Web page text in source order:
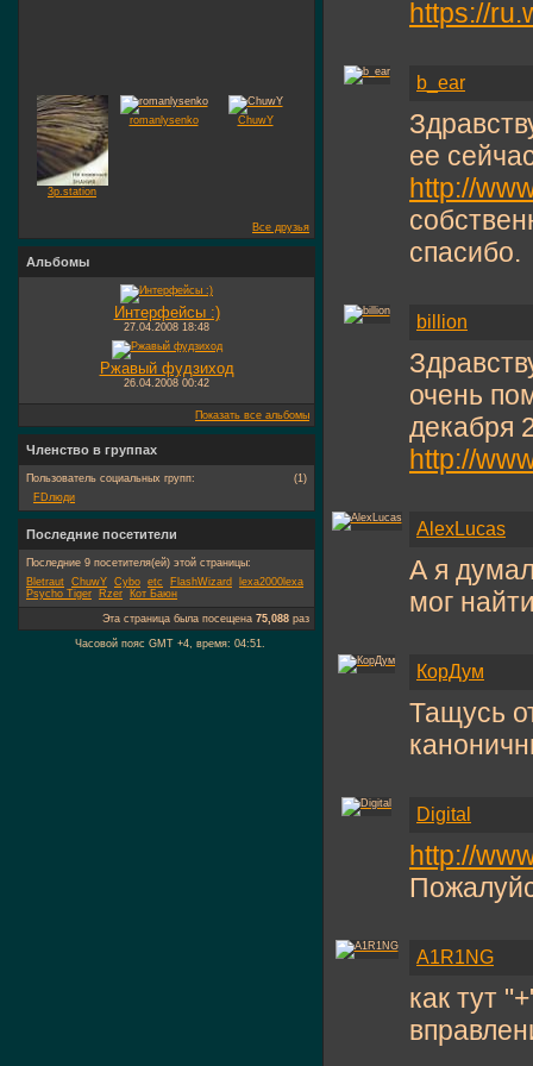
https://
b_ear
ее
http://
спасибо.
billion
очень
декабря
http://
AlexLucas
А я
мог
КорДум
Тащусь
Digital
http://
A1R1NG
как тут
3p.station
romanlysenko ChuwY
Все друзья
Альбомы
Интерфейсы :)
27.04.2008 18:48
Ржавый фудзиход
26.04.2008 00:42
Показать все альбомы
Членство в группах
(1)
Пользователь социальных групп:
FDлюди
Последние посетители
Последние 9 посетителя(ей) этой страницы:
Bletraut ChuwY Cybo etc FlashWizard
lexa2000lexa
Psycho Tiger
Rzer Кот Баюн
Эта страница была посещена 75,088 раз
Часовой пояс GMT +4, время: 04:51.